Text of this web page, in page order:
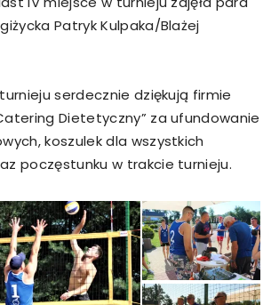
Patryk Kulpaka/Blażej
serdecznie dziękują firmie
Catering Dietetyczny” za ufundowanie
koszulek dla wszystkich
poczęstunku w trakcie turnieju.